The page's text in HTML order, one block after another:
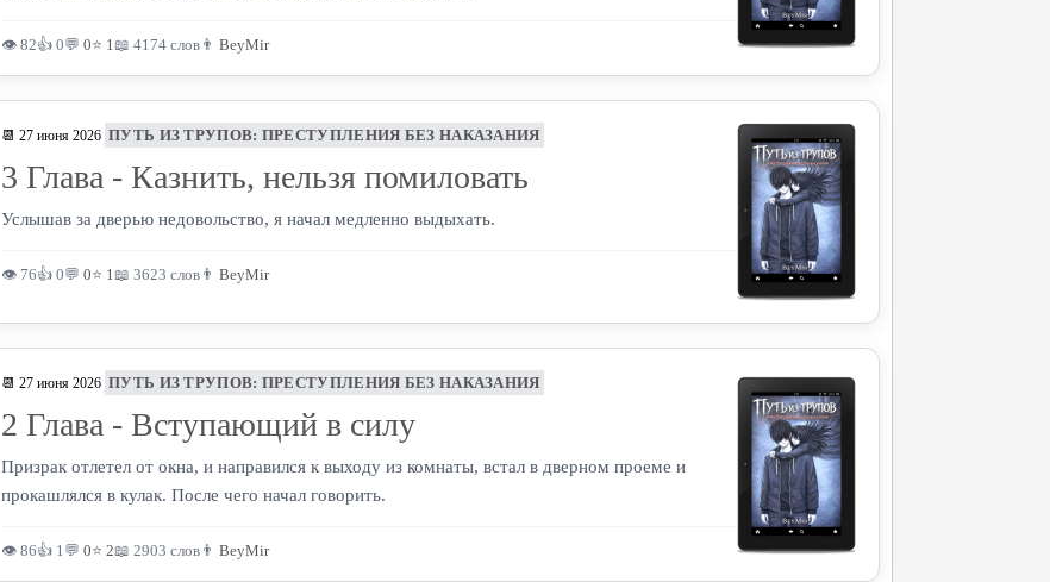
👁 82👍 0💬 0⭐ 1📖 4174 слов 👨 BeyMir
📆 27 июня 2026 ПУТЬ ИЗ ТРУПОВ: ПРЕСТУПЛЕНИЯ БЕЗ НАКАЗАНИЯ
3 Глава - Казнить, нельзя помиловать
Услышав за дверью недовольство, я начал медленно выдыхать.
👁 76👍 0💬 0⭐ 1📖 3623 слов 👨 BeyMir
📆 27 июня 2026 ПУТЬ ИЗ ТРУПОВ: ПРЕСТУПЛЕНИЯ БЕЗ НАКАЗАНИЯ
2 Глава - Вступающий в силу
Призрак отлетел от окна, и направился к выходу из комнаты, встал в дверном проеме и
прокашлялся в кулак. После чего начал говорить.
👁 86👍 1💬 0⭐ 2📖 2903 слов 👨 BeyMir